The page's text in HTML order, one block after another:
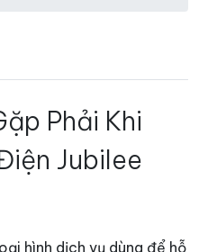
Phải Khi
Jubilee
hình dịch vụ dùng để hỗ